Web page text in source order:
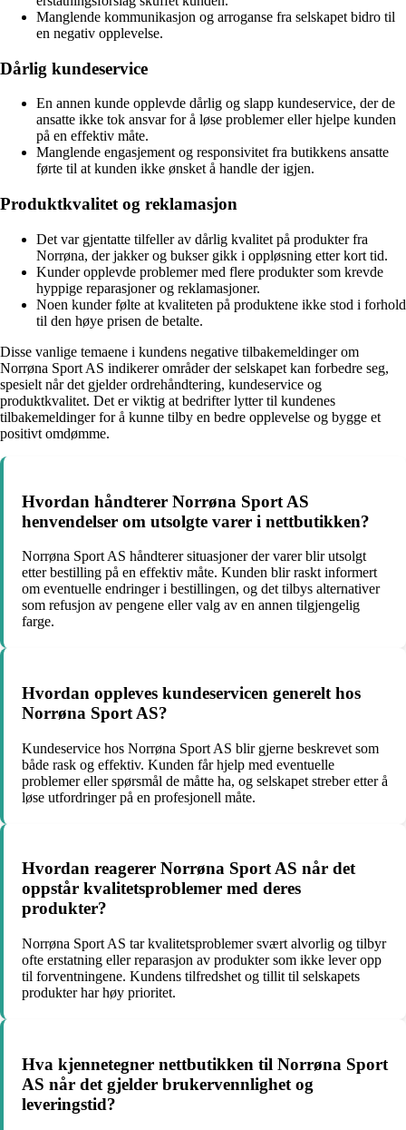
Manglende kommunikasjon og arroganse fra selskapet bidro til
en negativ opplevelse.
Dårlig kundeservice
En annen kunde opplevde dårlig og slapp kundeservice, der de
ansatte ikke tok ansvar for å løse problemer eller hjelpe kunden
på en effektiv måte.
Manglende engasjement og responsivitet fra butikkens ansatte
førte til at kunden ikke ønsket å handle der igjen.
Produktkvalitet og reklamasjon
Det var gjentatte tilfeller av dårlig kvalitet på produkter fra
Norrøna, der jakker og bukser gikk i oppløsning etter kort tid.
Kunder opplevde problemer med flere produkter som krevde
hyppige reparasjoner og reklamasjoner.
Noen kunder følte at kvaliteten på produktene ikke stod i forhold
til den høye prisen de betalte.
Disse vanlige temaene i kundens negative tilbakemeldinger om
Norrøna Sport AS indikerer områder der selskapet kan forbedre seg,
spesielt når det gjelder ordrehåndtering, kundeservice og
produktkvalitet. Det er viktig at bedrifter lytter til kundenes
tilbakemeldinger for å kunne tilby en bedre opplevelse og bygge et
positivt omdømme.
Hvordan håndterer Norrøna Sport AS
henvendelser om utsolgte varer i nettbutikken?
Norrøna Sport AS håndterer situasjoner der varer blir utsolgt
etter bestilling på en effektiv måte. Kunden blir raskt informert
om eventuelle endringer i bestillingen, og det tilbys alternativer
som refusjon av pengene eller valg av en annen tilgjengelig
farge.
Hvordan oppleves kundeservicen generelt hos
Norrøna Sport AS?
Kundeservice hos Norrøna Sport AS blir gjerne beskrevet som
både rask og effektiv. Kunden får hjelp med eventuelle
problemer eller spørsmål de måtte ha, og selskapet streber etter å
løse utfordringer på en profesjonell måte.
Hvordan reagerer Norrøna Sport AS når det
oppstår kvalitetsproblemer med deres
produkter?
Norrøna Sport AS tar kvalitetsproblemer svært alvorlig og tilbyr
ofte erstatning eller reparasjon av produkter som ikke lever opp
til forventningene. Kundens tilfredshet og tillit til selskapets
produkter har høy prioritet.
Hva kjennetegner nettbutikken til Norrøna Sport
AS når det gjelder brukervennlighet og
leveringstid?